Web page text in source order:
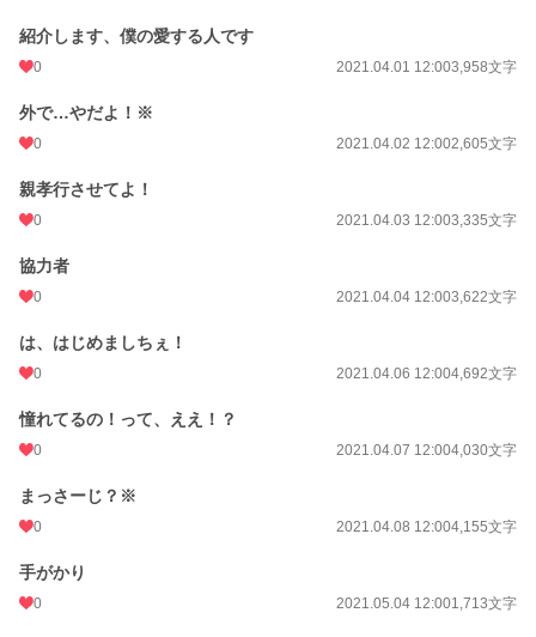
紹介します、僕の愛する人です
0 2021.04.01 12:003,958文字
外で…やだよ！※
0 2021.04.02 12:002,605文字
親孝行させてよ！
0 2021.04.03 12:003,335文字
協力者
0 2021.04.04 12:003,622文字
は、はじめましちぇ！
0 2021.04.06 12:004,692文字
憧れてるの！って、ええ！？
0 2021.04.07 12:004,030文字
まっさーじ？※
0 2021.04.08 12:004,155文字
手がかり
0 2021.05.04 12:001,713文字